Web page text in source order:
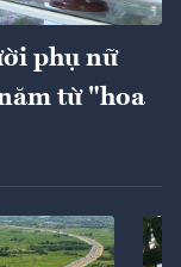
phụ nữ
từ "hoa